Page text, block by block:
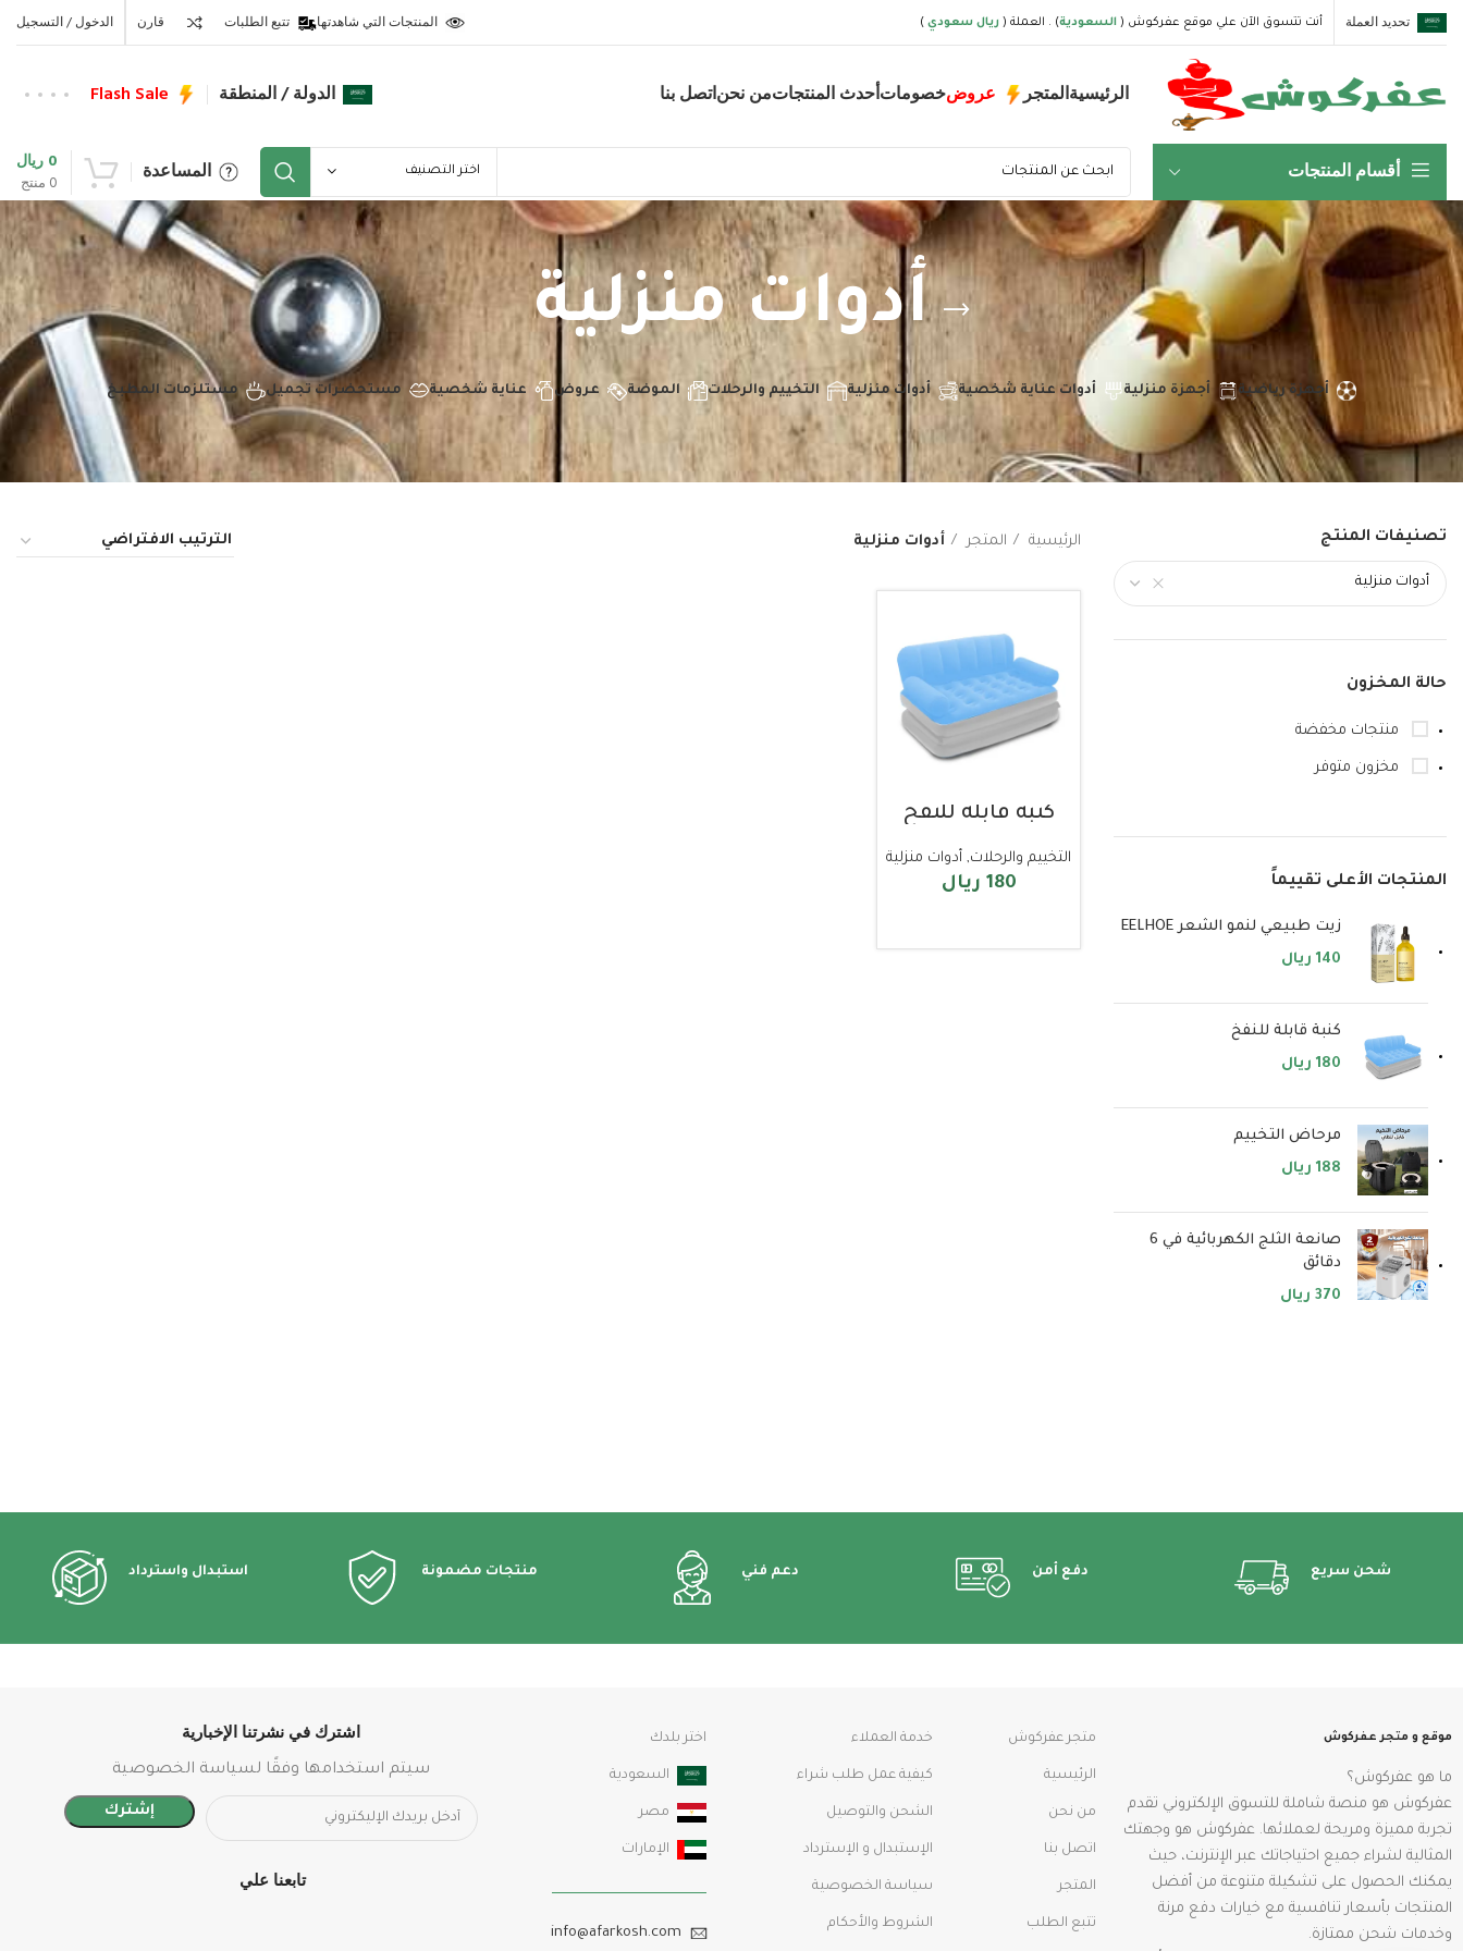
تحديد العملة أنت تتسوق الآن علي موقع عفركوش ( السعودية) . العملة ( ريال سعودي ) المنتجات التي شاهدتها تتبع الطلبات قارن الدخول / التسجيل
الرئيسيةالمتجر عروضخصوماتأحدث المنتجاتمن نحناتصل بنا الدولة / المنطقة Flash Sale
أقسام المنتجات اختر التصنيف المساعدة 0 منتج
0 ريال
أدوات منزلية
أجهزة رياضية أجهزة منزلية أدوات عناية شخصية أدوات منزلية التخييم والرحلات الموضة عروض عناية شخصية مستحضرات تجميل مستلزمات المطبخ
تصنيفات المنتج
أدوات منزلية
حالة المخزون
منتجات مخفضة
مخزون متوفر
المنتجات الأعلى تقييماً
زيت طبيعي لنمو الشعر EELHOE
140 ريال
كنبة قابلة للنفخ
180 ريال
مرحاض التخييم
188 ريال
صانعة الثلج الكهربائية في 6
دقائق
370 ريال
الرئيسية المتجر أدوات منزلية
كنبة قابلة للنفخ
التخييم والرحلات, أدوات منزلية
180 ريال
شحن سريع دفع أمن دعم فني منتجات مضمونة استبدال واسترداد
موقع و متجر عفركوش
ما هو عفركوش؟
عفركوش هو منصة شاملة للتسوق الإلكتروني تقدم
تجربة مميزة ومريحة لعملائها. عفركوش هو وجهتك
المثالية لشراء جميع احتياجاتك عبر الإنترنت، حيث
يمكنك الحصول على تشكيلة متنوعة من أفضل
المنتجات بأسعار تنافسية مع خيارات دفع مرنة
وخدمات شحن ممتازة.
متجر عفركوش
الرئيسية
من نحن
اتصل بنا
المتجر
تتبع الطلب
خدمة العملاء
كيفية عمل طلب شراء
الشحن والتوصيل
الإستبدال و الإسترداد
سياسة الخصوصية
الشروط والأحكام
اختر بلدك
السعودية
مصر
الإمارات
info@afarkosh.com
اشترك في نشرتنا الإخبارية
سيتم استخدامها وفقًا لسياسة الخصوصية
تابعنا علي